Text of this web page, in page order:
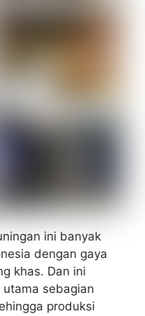
ini banyak
dengan gaya
khas. Dan ini
sebagian
produksi